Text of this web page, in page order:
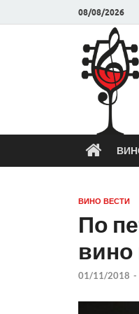
08/08/2026
ВИНО ВЕСТИ
По
01/11/2018 -